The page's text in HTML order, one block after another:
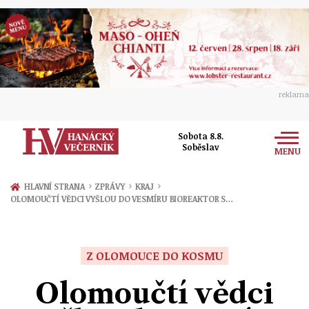
reklama
Sobota 8.8.
Soběslav
MENU
Zprávy
Přerov
Ekonomika
Ženy
Sport
HLAVNÍ STRANA › ZPRÁVY › KRAJ ›
OLOMOUČTÍ VĚDCI VYŠLOU DO VESMÍRU BIOREAKTOR S…
Z OLOMOUCE DO KOSMU
Olomoučtí vědci